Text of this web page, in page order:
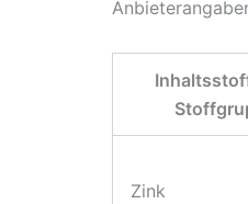
Zink